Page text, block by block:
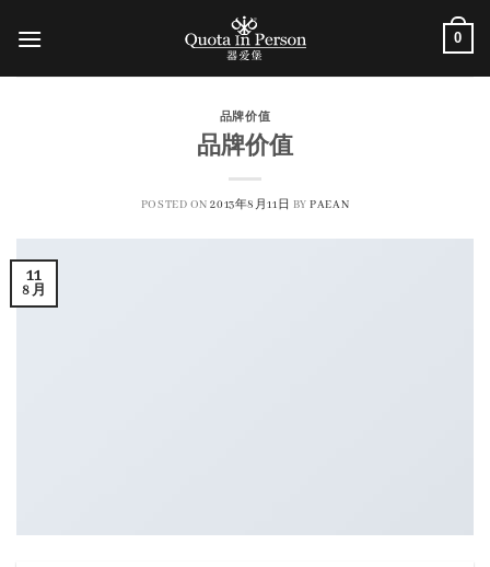
0
品牌价值
品牌价值
POSTED ON2013年8月11日 BYPAEAN
11
8 月